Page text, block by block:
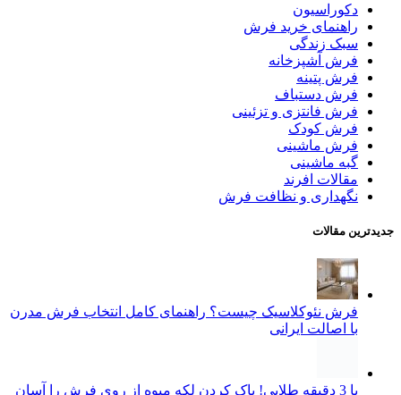
دکوراسیون
راهنمای خرید فرش
سبک زندگی
فرش آشپزخانه
فرش پتینه
فرش دستباف
فرش فانتزی و تزئینی
فرش کودک
فرش ماشینی
گبه ماشینی
مقالات افرند
نگهداری و نظافت فرش
جدیدترین مقالات
فرش نئوکلاسیک چیست؟ راهنمای کامل انتخاب فرش مدرن
با اصالت ایرانی
با 3 دقیقه طلایی! پاک کردن لکه میوه از روی فرش را آسان